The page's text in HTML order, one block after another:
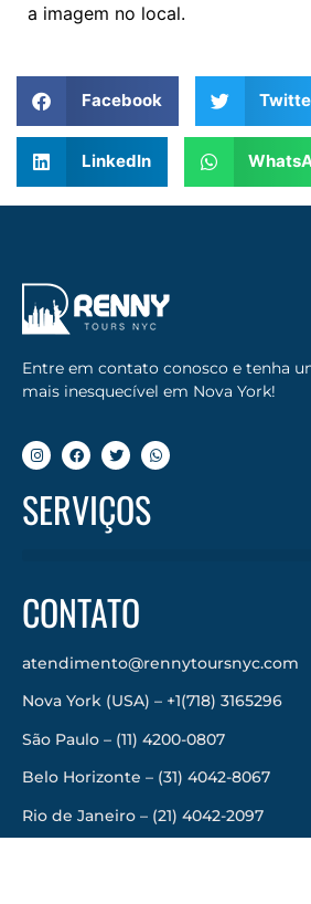
a imagem no local.
Facebook
LinkedIn
Entre em contato conosco e tenha
mais inesquecível em Nova York!
SERVIÇOS
CONTATO
atendimento@rennytoursnyc.com
Nova York (USA) – +1(718) 3165296
São Paulo – (11) 4200-0807
Belo Horizonte – (31) 4042-8067
Rio de Janeiro – (21) 4042-2097